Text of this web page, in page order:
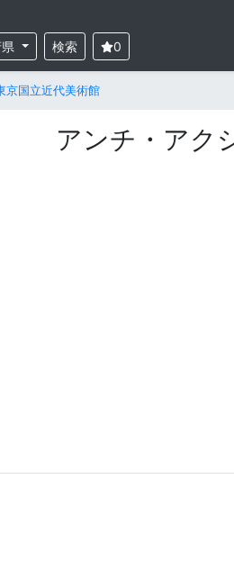
検索 0
京国立近代美術館
アンチ・アク